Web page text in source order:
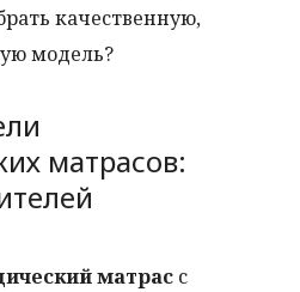
качественную,
модель?
матрасов:
матрас с